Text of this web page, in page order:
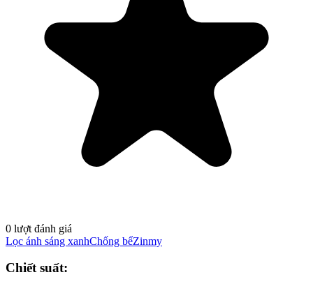
0 lượt đánh giá
Lọc ánh sáng xanhChống bểZinmy
Chiết suất: